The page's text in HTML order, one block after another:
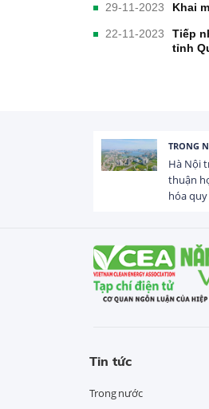
29-11-2023 Khai
22-11-2023
Tiếp
tỉnh
TRONG
Hà Nội
thuận
hóa
Tin tức
Trong nước